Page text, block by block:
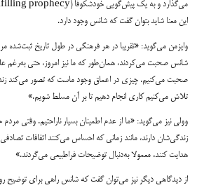
این معنا شاید بتوان گفت که شانس وجود دارد.
وایزمن می‌گوید: «تقریبا در هر فرهنگی در طول تاریخ ثبت‌شده
شانس صحبت می‌کردند، همان‌طور که ما نیز امروز، حتی به‌رغم
صحبت می‌کنیم. چیزی در اعماق وجود ماست که تصور می‌کند
تلاش می‌کنیم کاری انجام دهیم تا بر آن مسلط شویم.»
وولی نیز می‌گوید: «ما از عدم اطمینان بسیار ناراحتیم. وقتی
زندگی‌شان دارند، مانند زمانی که احساس می‌کنند اتفاقات
هدایت کنند، معمولا به‌دنبال توضیحات فراطبیعی می‌گردند.»
از دیدگاهی دیگر نیز می‌توان گفت که شانس راهی برای توضیح